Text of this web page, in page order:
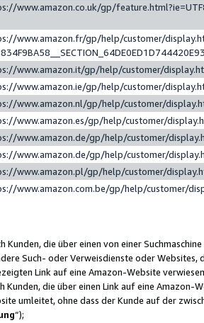
www.amazon.co.uk/gp/
www.amazon.fr/gp/help/customer/
www.amazon.it/gp/help/customer/
www.amazon.ie/gp/help/customer/
www.amazon.nl/gp/help/customer/
www.amazon.es/gp/help/customer/
www.amazon.de/gp/help/customer/
www.amazon.de/gp/help/customer/
www.amazon.pl/gp/help/customer/
www.amazon.com.be/gp/help/customer/
Kunden, die über einen von einer
Such- oder Verweisdienste oder Websites,
Link auf eine Amazon-Website
Kunden, die über einen Link auf eine
umleitet, ohne dass der Kunde auf der
“);